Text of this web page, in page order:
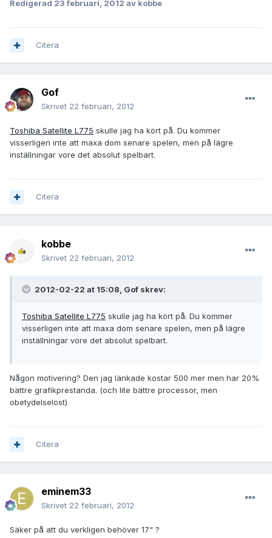
Redigerad 23 februari, 2012 av kobbe
Citera
Gof
Skrivet 22 februari, 2012
Toshiba Satellite L775 skulle jag ha kört på. Du kommer
visserligen inte att maxa dom senare spelen, men på lägre
inställningar vore det absolut spelbart.
Citera
kobbe
Skrivet 22 februari, 2012
2012-02-22 at 15:08, Gof skrev:
Toshiba Satellite L775 skulle jag ha kört på. Du kommer
visserligen inte att maxa dom senare spelen, men på lägre
inställningar vore det absolut spelbart.
Någon motivering? Den jag länkade kostar 500 mer men har 20%
bättre grafikprestanda. (och lite bättre processor, men
obetydelselöst)
Citera
eminem33
Skrivet 22 februari, 2012
Säker på att du verkligen behöver 17" ?